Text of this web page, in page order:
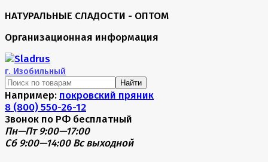
НАТУРАЛЬНЫЕ СЛАДОСТИ - ОПТОМ
Организационная информация
г. Изобильный
Найти
Например: покровский пряник
8 (800) 550-26-12
Звонок по РФ бесплатный
Пн—Пт 9:00—17:00
Сб 9:00—14:00 Вс выходной